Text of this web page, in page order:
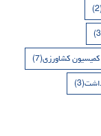
کمیسیون کشاورزی(7)
(3)